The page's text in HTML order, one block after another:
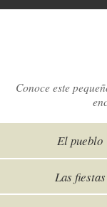
Conoce este
El pueblo
Las fiestas